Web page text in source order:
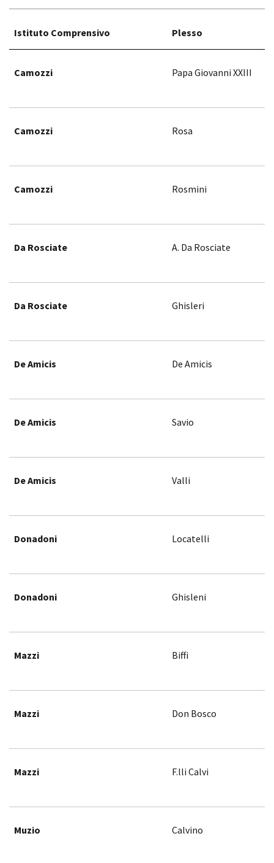
Istituto Comprensivo Plesso
Camozzi Papa Giovanni XXIII
Camozzi Rosa
Camozzi Rosmini
Da Rosciate A. Da Rosciate
Da Rosciate Ghisleri
De Amicis De Amicis
De Amicis Savio
De Amicis Valli
Donadoni Locatelli
Donadoni Ghisleni
Mazzi Biffi
Mazzi Don Bosco
Mazzi F.lli Calvi
Muzio Calvino